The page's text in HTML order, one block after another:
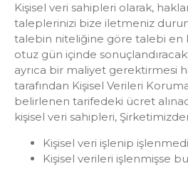
Kişisel veri sahipleri olarak,
taleplerinizi bize iletmeniz
talebin niteliğine göre talebi en
otuz gün içinde
ayrıca bir maliyet gerektirmesi
tarafından Kişisel Verileri
belirlenen tarifedeki ücret
kişisel veri sahipleri,
Kişisel veri işlenip
Kişisel verileri işlenmişse